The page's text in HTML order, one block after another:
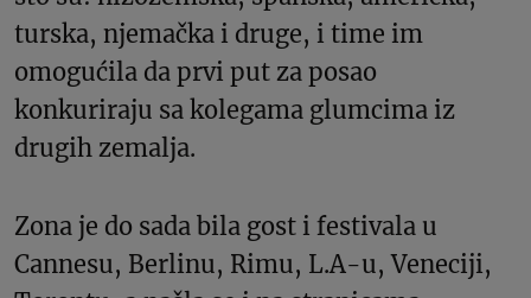
turska, njemačka i druge, i time im
omogućila da prvi put za posao
konkuriraju sa kolegama glumcima iz
drugih zemalja.
Zona je do sada bila gost i festivala u
Cannesu, Berlinu, Rimu, L.A-u, Veneciji,